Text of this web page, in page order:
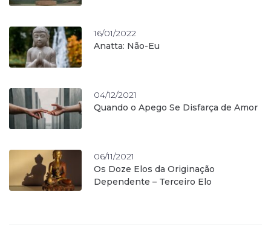
16/01/2022
Anatta: Não-Eu
04/12/2021
Quando o Apego Se Disfarça de Amor
06/11/2021
Os Doze Elos da Originação
Dependente – Terceiro Elo